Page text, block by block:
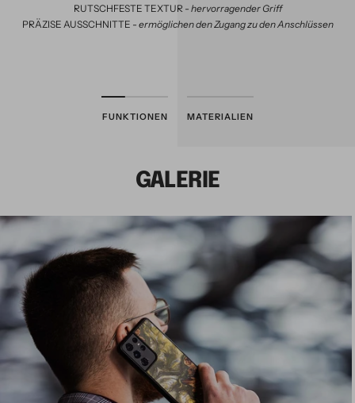
RUTSCHFESTE TEXTUR - hervorragender Griff
PRÄZISE AUSSCHNITTE - ermöglichen den Zugang zu den Anschlüssen
FUNKTIONEN MATERIALIEN
GALERIE